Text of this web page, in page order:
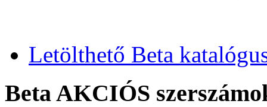
Letölthető Beta
Beta AKCIÓS